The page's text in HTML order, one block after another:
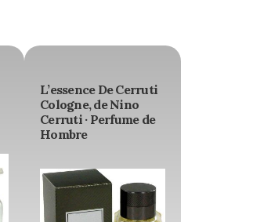
L’essence De Cerruti
Cologne, de Nino
Cerruti · Perfume de
Hombre